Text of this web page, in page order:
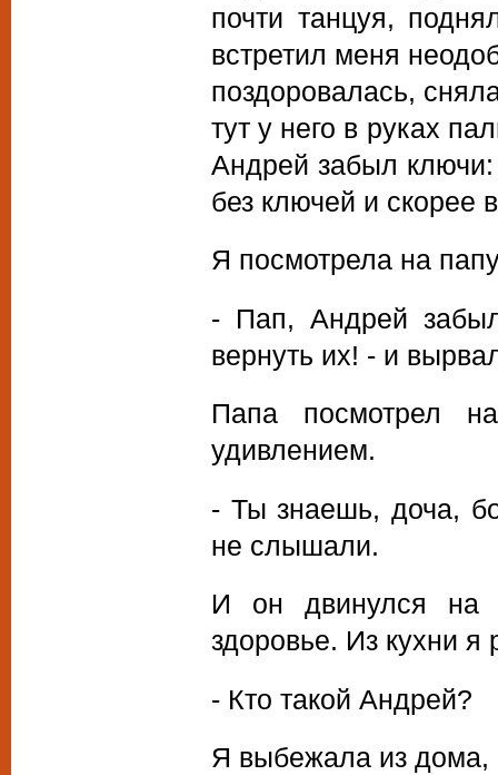
почти танцуя,
встретил меня
поздоровалась,
тут у него в руках
Андрей забыл
без ключей и скорее
Я посмотрела на
- Пап, Андрей
вернуть их! - и
Папа посмотрел
удивлением.
- Ты знаешь, доча,
не слышали.
И он двинулся на
здоровье. Из кухни
- Кто такой Андрей?
Я выбежала из дома,